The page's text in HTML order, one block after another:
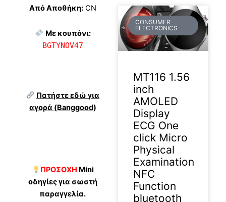
Από Αποθήκη:CN
Με κουπόνι:
BGTYNOV47
Πατήστε εδώ για
αγορά (Banggood)
ΠΡΟΣΟΧΗ Mini
οδηγίες για σωστή
παραγγελία.
CONSUMER
ELECTRONICS
MT116 1.56
inch
AMOLED
Display
ECG One
click Micro
Physical
Examination
NFC
Function
bluetooth